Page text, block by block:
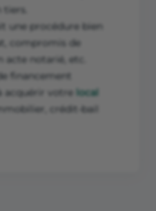
tiers.
une procédure bien
compromis de
acte notarié, etc.
financement
acquérir votre local
crédit-bail